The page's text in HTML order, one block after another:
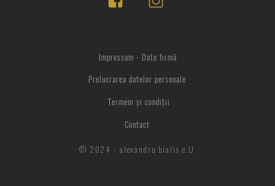
Prelucrarea datelor personale
Impressum - Date firmă
© 2024 - alexandru bialis e.U
Contact
Termeni și condiții